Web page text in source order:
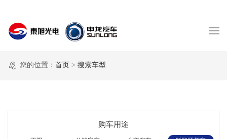
您的位置： 首页 > 搜索车型
购车用途